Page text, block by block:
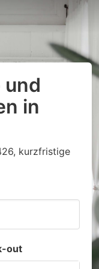
in
kurzfristige
out